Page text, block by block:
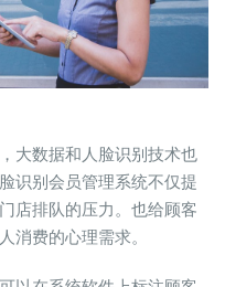
大数据和人脸识别技术也
识别会员管理系统不仅提
店排队的压力。也给顾客
消费的心理需求。